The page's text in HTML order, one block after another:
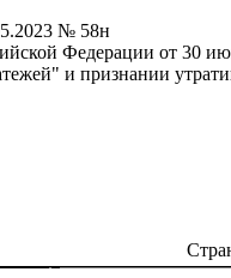
№ 58н
Федерации от 30
и признании